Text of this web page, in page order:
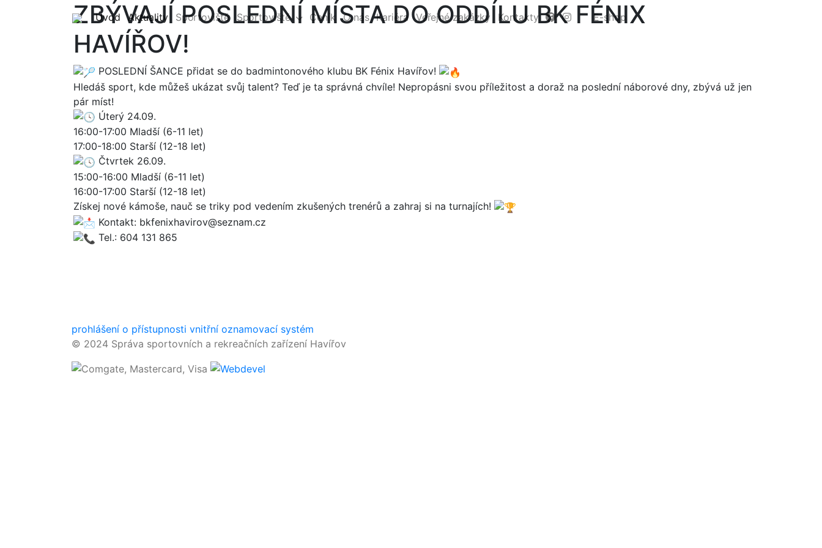
Úvod(current)
Aktuality(current)
Sportoviště Sportoviště Ceník O nás Kariéra Veřejné zakázky Kontakty E-shop
ZBÝVAJÍ POSLEDNÍ MÍSTA DO ODDÍLU BK FÉNIX
HAVÍŘOV!
POSLEDNÍ ŠANCE přidat se do badmintonového klubu BK Fénix Havířov!
Hledáš sport, kde můžeš ukázat svůj talent? Teď je ta správná chvíle! Nepropásni svou příležitost a doraž na poslední náborové dny, zbývá už jen
pár míst!
Úterý 24.09.
16:00-17:00 Mladší (6-11 let)
17:00-18:00 Starší (12-18 let)
Čtvrtek 26.09.
15:00-16:00 Mladší (6-11 let)
16:00-17:00 Starší (12-18 let)
Získej nové kámoše, nauč se triky pod vedením zkušených trenérů a zahraj si na turnajích!
Kontakt: bkfenixhavirov@seznam.cz
Tel.: 604 131 865
prohlášení o přístupnosti vnitřní oznamovací systém
© 2024 Správa sportovních a rekreačních zařízení Havířov